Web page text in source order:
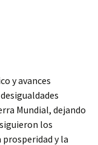
y avances
Mundial, dejando
los
y la